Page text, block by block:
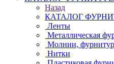
Назад
КАТАЛОГ
Ленты
Металлическая
Молнии,
Нитки